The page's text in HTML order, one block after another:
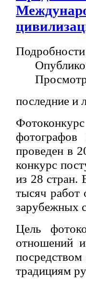
Подробности
последние и
проведен в
конкурс
из 28 стран.
тысяч работ
зарубежных
Цель
отношений
традициям